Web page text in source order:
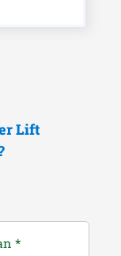
Lift
*